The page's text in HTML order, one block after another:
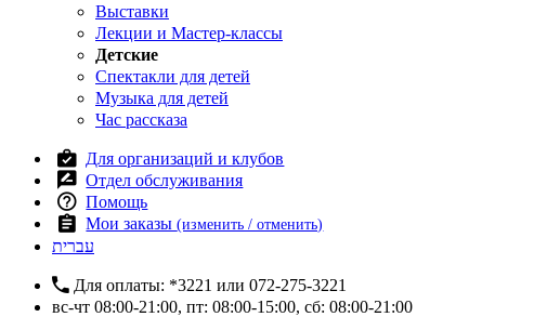
Выставки
Лекции и Мастер-классы
Детские
Спектакли для детей
Музыка для детей
Час рассказа
Для организаций и клубов
Отдел обслуживания
Помощь
Мои заказы(изменить / отменить)
עברית
Для оплаты: *3221 или 072-275-3221
вс-чт 08:00-21:00, пт: 08:00-15:00, сб: 08:00-21:00